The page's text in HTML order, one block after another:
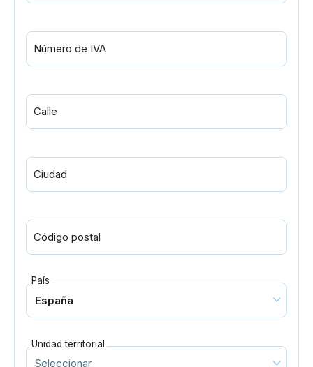
Número de IVA
Calle
Ciudad
Código postal
País
Unidad territorial